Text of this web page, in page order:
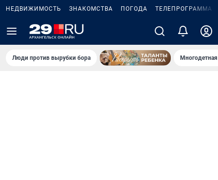
НЕДВИЖИМОСТЬ ЗНАКОМСТВА ПОГОДА ТЕЛЕПРОГРАММА
Люди против вырубки бора